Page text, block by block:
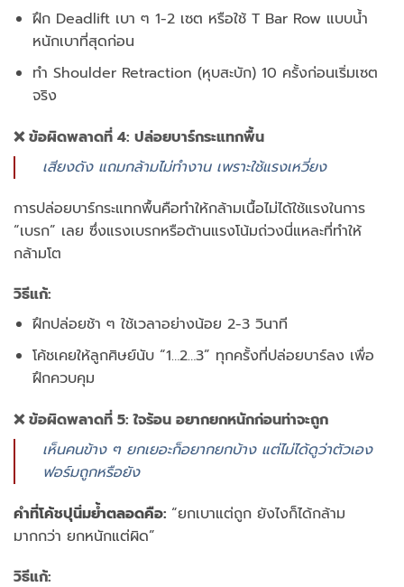
ฝึก Deadlift เบา ๆ 1-2 เซต หรือใช้ T Bar Row แบบน้ำ
หนักเบาที่สุดก่อน
ทำ Shoulder Retraction (หุบสะบัก) 10 ครั้งก่อนเริ่มเซต
จริง
❌ ข้อผิดพลาดที่ 4: ปล่อยบาร์กระแทกพื้น
เสียงดัง แถมกล้ามไม่ทำงาน เพราะใช้แรงเหวี่ยง
การปล่อยบาร์กระแทกพื้นคือทำให้กล้ามเนื้อไม่ได้ใช้แรงในการ
“เบรก” เลย ซึ่งแรงเบรกหรือต้านแรงโน้มถ่วงนี่แหละที่ทำให้
กล้ามโต
วิธีแก้:
ฝึกปล่อยช้า ๆ ใช้เวลาอย่างน้อย 2-3 วินาที
โค้ชเคยให้ลูกศิษย์นับ “1…2…3” ทุกครั้งที่ปล่อยบาร์ลง เพื่อ
ฝึกควบคุม
❌ ข้อผิดพลาดที่ 5: ใจร้อน อยากยกหนักก่อนท่าจะถูก
เห็นคนข้าง ๆ ยกเยอะก็อยากยกบ้าง แต่ไม่ได้ดูว่าตัวเอง
ฟอร์มถูกหรือยัง
คำที่โค้ชปุนิ่มย้ำตลอดคือ: “ยกเบาแต่ถูก ยังไงก็ได้กล้าม
มากกว่า ยกหนักแต่ผิด”
วิธีแก้: